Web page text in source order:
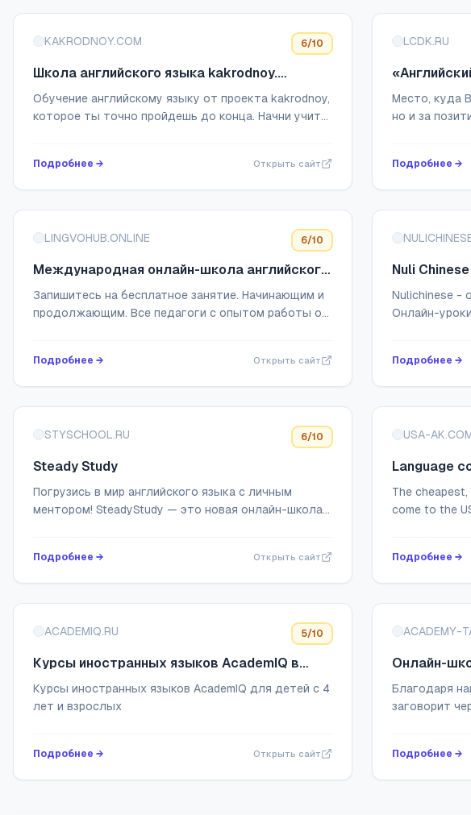
KAKRODNOY.COM 6/10
Школа английского языка kakrodnoy.
Обучение английскому языку онлайн
Обучение английскому языку от проекта kakrodnoy,
которое ты точно пройдешь до конца. Начни учить
Подробнее → Открыть сайт
LCDK.RU
языков
Место, куда
но и за
Подробнее →
LINGVOHUB.ONLINE 6/10
Международная онлайн-школа английского
языка Lingvo Hub
Запишитесь на бесплатное занятие. Начинающим и
продолжающим. Все педагоги с опытом работы от
Подробнее → Открыть сайт
Nuli
языка
Nulichinese -
Онлайн-
Подробнее →
STYSCHOOL.RU 6/10
Steady Study
Погрузись в мир английского языка с личным
ментором! SteadyStudy — это новая онлайн-школа
мате...
Подробнее → Открыть сайт
USA-
Language
The
come to the
Подробнее →
ACADEMIQ.RU 5/10
Курсы иностранных языков AcademIQ в
Омске
Курсы иностранных языков AcademIQ для детей с 4
лет и взрослых
Подробнее → Открыть сайт
ACADEMY-
Онлайн-
Роблокс
Благодаря
заговорит
Подробнее →